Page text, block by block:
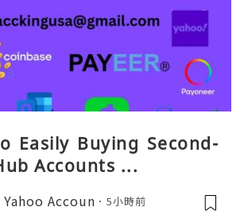
Easily Buying Second-
Accounts ...
Accoun 5小時前